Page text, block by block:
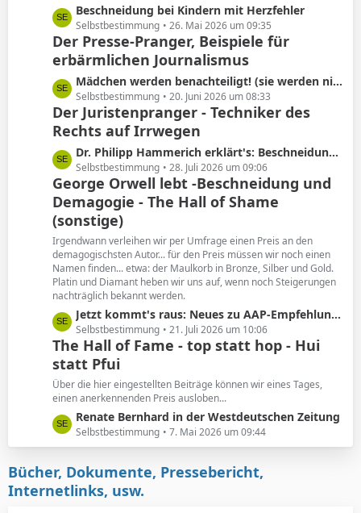
e
L
e
t
z
e
B
e
i
t
r
ä
g
e
Beschneidung bei Kindern mit Herzfehler
Selbstbestimmung 26. Mai 2026 um 09:35
Der Presse-Pranger, Beispiele für
erbärmlichen Journalismus
L
e
t
z
e
B
e
i
t
r
ä
g
e
Mädchen werden benachteiligt! (sie werden nicht beschnitten)
Selbstbestimmung 20. Juni 2026 um 08:33
Der Juristenpranger - Techniker des
Rechts auf Irrwegen
L
e
t
z
t
e
B
e
i
t
r
ä
g
e
Dr. Philipp Hammerich erklärt's: Beschneidung hat keine Spätfolgen!
Selbstbestimmung 28. Juli 2026 um 09:06
George Orwell lebt -Beschneidung und
Demagogie - The Hall of Shame
(sonstige)
Irgendwann verleihen wir per Umfrage einen Preis an den
demagogischsten Autor... für den Preis müssen wir noch einen
Namen finden... etwa: der Maulkorb in Bronze, Silber und Gold.
Platin und Diamant heben wir uns auf, wenn noch Steigerungen
nachträglich bekannt werden.
L
e
t
z
t
e
B
e
i
r
ä
Jetzt kommt's raus: Neues zu AAP-Empfehlung von 2012!
Selbstbestimmung 21. Juli 2026 um 10:06
The Hall of Fame - top statt hop - Hui
statt Pfui
Über die hier eingestellten Beiträge können wir eines Tages,
einen anerkennenden Preis ausloben...
L
e
t
t
e
Renate Bernhard in der Westdeutschen Zeitung
Selbstbestimmung 7. Mai 2026 um 09:44
Bücher, Dokumente, Pressebericht,
Internetlinks, usw.